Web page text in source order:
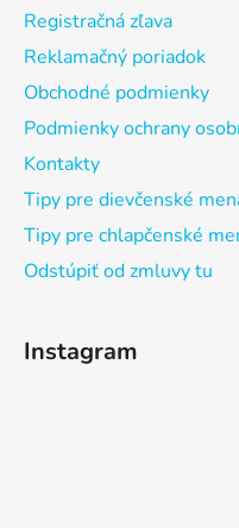
Registračná zľava
Reklamačný poriadok
Obchodné podmienky
Podmienky ochrany
Kontakty
Tipy pre dievčenské
Tipy pre chlapčenské
Odstúpiť od zmluvy tu
Instagram